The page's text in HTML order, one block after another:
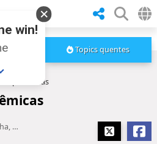
Topics quentes
polêmicas
Após polêmicas de MC Pipokinha, bar de Brasília cancela show da ...
win!